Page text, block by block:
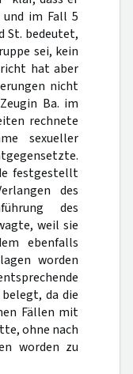
im Fall 5
St. bedeutet,
sei, kein
hat aber
nicht
Ba. im
rechnete
sexueller
festgestellt
des
des
weil sie
ebenfalls
worden
da die
Fällen mit
ohne nach
worden zu